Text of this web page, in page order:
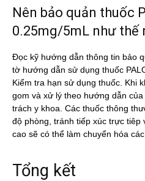
Nên bảo quản thuốc
0.25mg/5mL như thế
Đọc kỹ hướng dẫn thông tin bảo
tờ hướng dẫn sử dụng thuốc
Kiểm tra hạn sử dụng thuốc. Khi
gom và xử lý theo hướng dẫn
trách y khoa. Các thuốc thông
độ phòng, tránh tiếp xúc trực tiêp
cao sẽ có thể làm chuyển hóa
Tổng kết